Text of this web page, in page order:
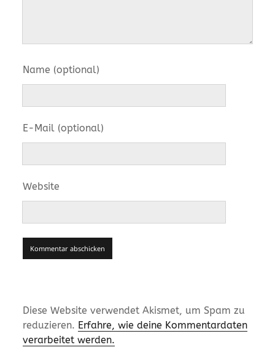
Name (optional)
E-Mail (optional)
Website
Diese Website verwendet Akismet, um Spam zu
reduzieren. Erfahre, wie deine Kommentardaten
verarbeitet werden.